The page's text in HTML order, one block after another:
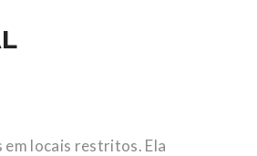
locais restritos. Ela